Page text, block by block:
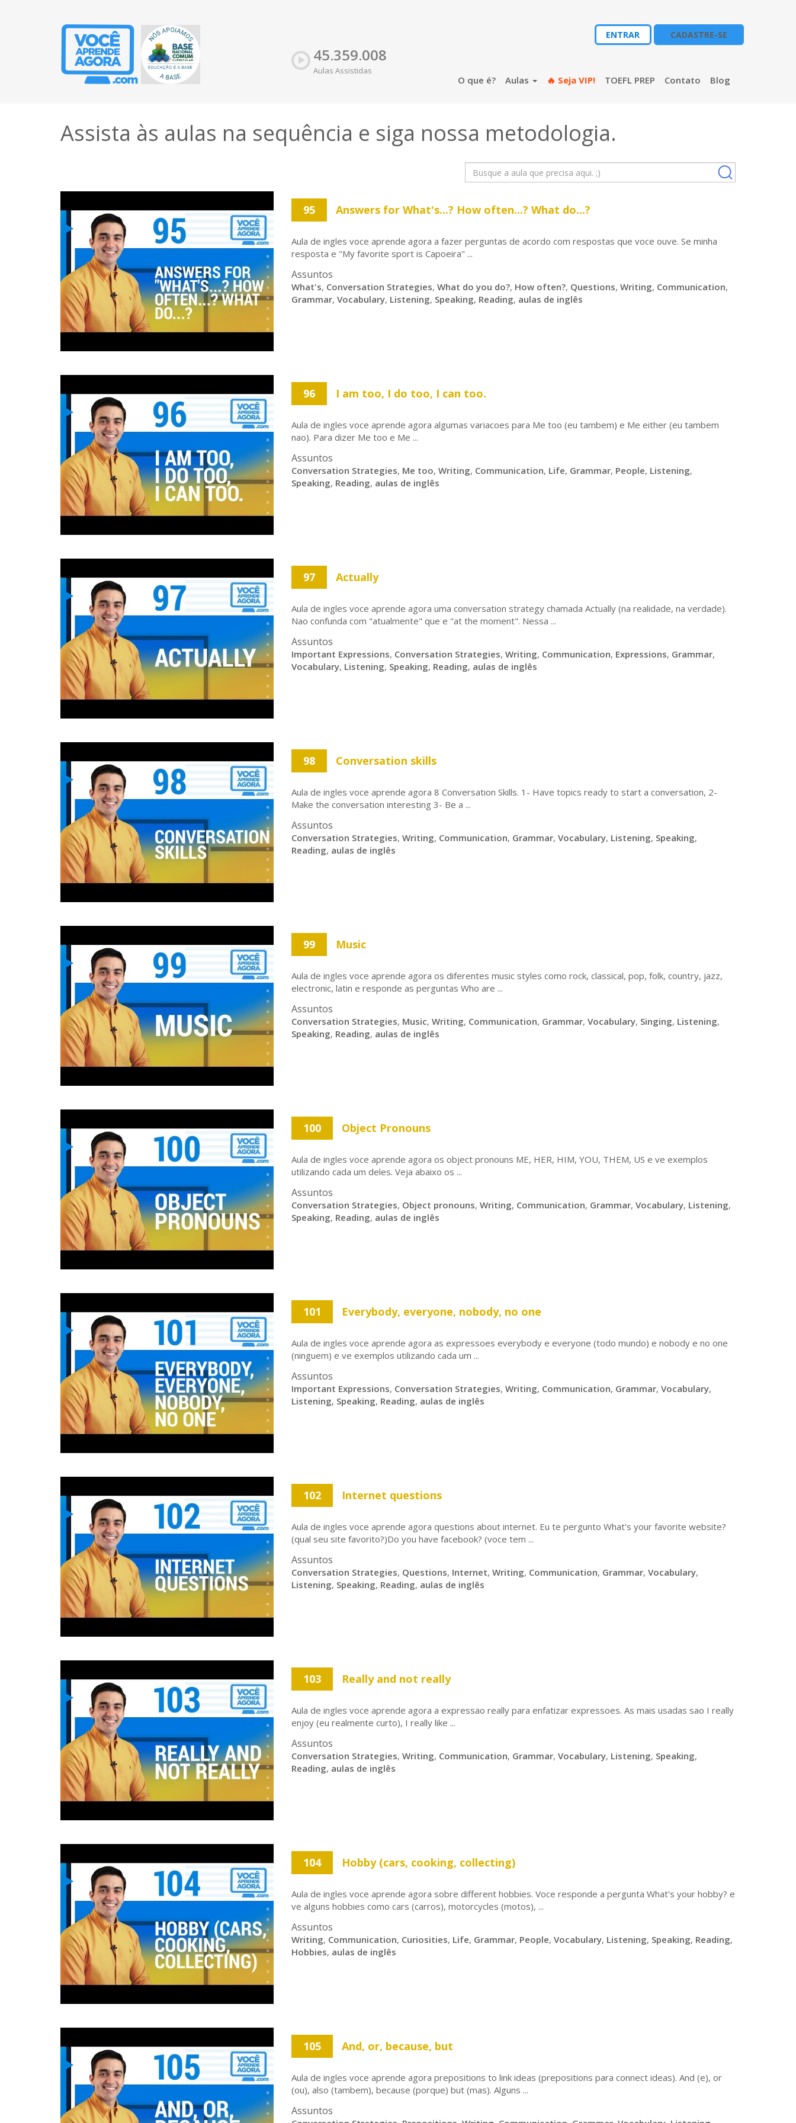
ENTRAR CADASTRE-SE
45.359.008
Aulas Assistidas
O que é? Aulas 🔥 Seja VIP! TOEFL PREP Contato Blog
Assista às aulas na sequência e siga nossa metodologia.
95 Answers for What's...? How often...? What do...?
Aula de ingles voce aprende agora a fazer perguntas de acordo com respostas que voce ouve. Se minha
resposta e "My favorite sport is Capoeira" ...
Assuntos
What's, Conversation Strategies, What do you do?, How often?, Questions, Writing, Communication,
Grammar, Vocabulary, Listening, Speaking, Reading, aulas de inglês
96 I am too, I do too, I can too.
Aula de ingles voce aprende agora algumas variacoes para Me too (eu tambem) e Me either (eu tambem
nao). Para dizer Me too e Me ...
Assuntos
Conversation Strategies, Me too, Writing, Communication, Life, Grammar, People, Listening,
Speaking, Reading, aulas de inglês
97 Actually
Aula de ingles voce aprende agora uma conversation strategy chamada Actually (na realidade, na verdade).
Nao confunda com "atualmente" que e "at the moment". Nessa ...
Assuntos
Important Expressions, Conversation Strategies, Writing, Communication, Expressions, Grammar,
Vocabulary, Listening, Speaking, Reading, aulas de inglês
98 Conversation skills
Aula de ingles voce aprende agora 8 Conversation Skills. 1- Have topics ready to start a conversation, 2-
Make the conversation interesting 3- Be a ...
Assuntos
Conversation Strategies, Writing, Communication, Grammar, Vocabulary, Listening, Speaking,
Reading, aulas de inglês
99 Music
Aula de ingles voce aprende agora os diferentes music styles como rock, classical, pop, folk, country, jazz,
electronic, latin e responde as perguntas Who are ...
Assuntos
Conversation Strategies, Music, Writing, Communication, Grammar, Vocabulary, Singing, Listening,
Speaking, Reading, aulas de inglês
100 Object Pronouns
Aula de ingles voce aprende agora os object pronouns ME, HER, HIM, YOU, THEM, US e ve exemplos
utilizando cada um deles. Veja abaixo os ...
Assuntos
Conversation Strategies, Object pronouns, Writing, Communication, Grammar, Vocabulary, Listening,
Speaking, Reading, aulas de inglês
101 Everybody, everyone, nobody, no one
Aula de ingles voce aprende agora as expressoes everybody e everyone (todo mundo) e nobody e no one
(ninguem) e ve exemplos utilizando cada um ...
Assuntos
Important Expressions, Conversation Strategies, Writing, Communication, Grammar, Vocabulary,
Listening, Speaking, Reading, aulas de inglês
102 Internet questions
Aula de ingles voce aprende agora questions about internet. Eu te pergunto What's your favorite website?
(qual seu site favorito?)Do you have facebook? (voce tem ...
Assuntos
Conversation Strategies, Questions, Internet, Writing, Communication, Grammar, Vocabulary,
Listening, Speaking, Reading, aulas de inglês
103 Really and not really
Aula de ingles voce aprende agora a expressao really para enfatizar expressoes. As mais usadas sao I really
enjoy (eu realmente curto), I really like ...
Assuntos
Conversation Strategies, Writing, Communication, Grammar, Vocabulary, Listening, Speaking,
Reading, aulas de inglês
104 Hobby (cars, cooking, collecting)
Aula de ingles voce aprende agora sobre different hobbies. Voce responde a pergunta What's your hobby? e
ve alguns hobbies como cars (carros), motorcycles (motos), ...
Assuntos
Writing, Communication, Curiosities, Life, Grammar, People, Vocabulary, Listening, Speaking, Reading,
Hobbies, aulas de inglês
105 And, or, because, but
Aula de ingles voce aprende agora prepositions to link ideas (prepositions para connect ideas). And (e), or
(ou), also (tambem), because (porque) but (mas). Alguns ...
Assuntos